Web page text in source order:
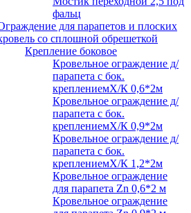
фальц
для парапетов и плоских
со сплошной обрешеткой
Крепление боковое
Кровельное ограждение д/
парапета с бок.
креплениемХ/К 0,6*2м
Кровельное ограждение д/
парапета с бок.
креплениемХ/К 0,9*2м
Кровельное ограждение д/
парапета с бок.
креплениемХ/К 1,2*2м
Кровельное ограждение
для парапета Zn 0,6*2 м
Кровельное ограждение